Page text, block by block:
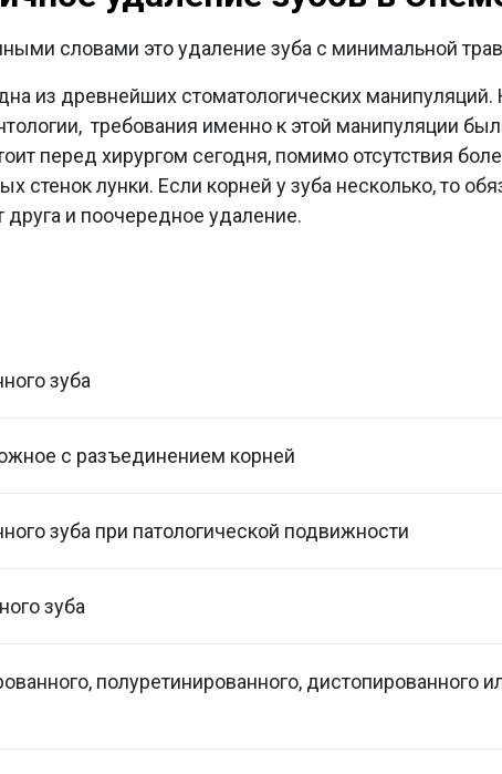
словами это удаление зуба с минимальной
из древнейших стоматологических
требования именно к этой манипуляции
перед хирургом сегодня, помимо отсутствия
стенок лунки. Если корней у зуба несколько, то
друга и поочередное удаление.
зуба
с разъединением корней
зуба при патологической подвижности
зуба
полуретинированного, дистопированного